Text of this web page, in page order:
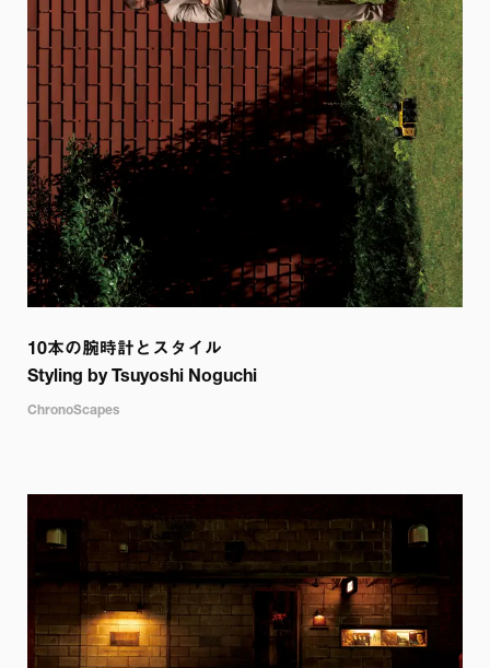
10本の腕時計とスタイル
Styling by Tsuyoshi Noguchi
ChronoScapes